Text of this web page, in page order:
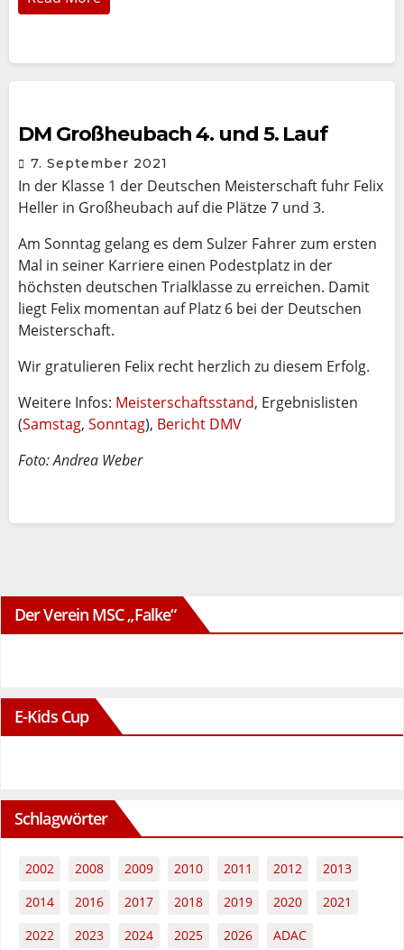
DM Großheubach 4. und 5. Lauf
7. September 2021
In der Klasse 1 der Deutschen Meisterschaft fuhr Felix
Heller in Großheubach auf die Plätze 7 und 3.
Am Sonntag gelang es dem Sulzer Fahrer zum ersten
Mal in seiner Karriere einen Podestplatz in der
höchsten deutschen Trialklasse zu erreichen. Damit
liegt Felix momentan auf Platz 6 bei der Deutschen
Meisterschaft.
Wir gratulieren Felix recht herzlich zu diesem Erfolg.
Weitere Infos: Meisterschaftsstand, Ergebnislisten
(Samstag, Sonntag), Bericht DMV
Foto: Andrea Weber
Der Verein MSC „Falke“
E-Kids Cup
Schlagwörter
2002 2008 2009 2010 2011 2012
2013
2014
2016 2017 2018 2019 2020
2021
2022
2023 2024 2025 2026
ADAC